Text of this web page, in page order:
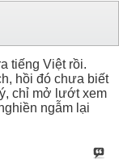
tiếng Việt rồi.
hồi đó chưa biết
chỉ mở lướt xem
ngẫm lại